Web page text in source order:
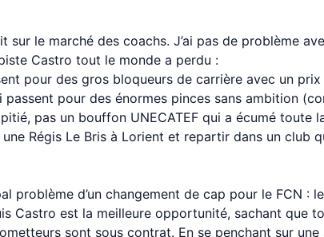
sur le marché des coachs. J’ai pas de problème
Castro tout le monde a perdu :
pour des gros bloqueurs de carrière avec un
passent pour des énormes pinces sans ambition
pas un bouffon UNECATEF qui a écumé toute
Régis Le Bris à Lorient et repartir dans un club
problème d’un changement de cap pour le FCN :
Castro est la meilleure opportunité, sachant que
sont sous contrat. En se penchant sur une